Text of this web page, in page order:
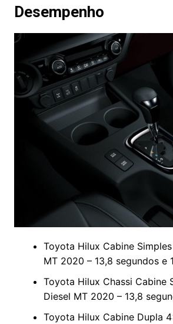
Desempenho
Toyota Hilux Cabine
MT 2020 – 13,8 segundos e
Toyota Hilux Chassi Cabine
Diesel MT 2020 – 13,8
Toyota Hilux Cabine Dupla